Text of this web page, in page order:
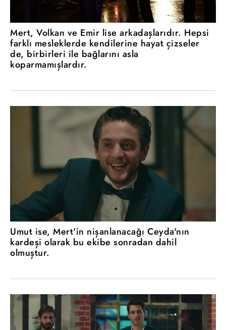
Mert, Volkan ve Emir lise arkadaşlarıdır. Hepsi
farklı mesleklerde kendilerine hayat çizseler
de, birbirleri ile bağlarını asla
koparmamışlardır.
Umut ise, Mert'in nişanlanacağı Ceyda'nın
kardeşi olarak bu ekibe sonradan dahil
olmuştur.